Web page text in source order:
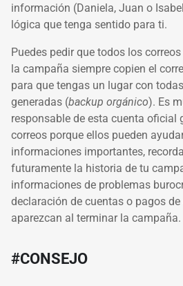
información (Daniela, Juan o
lógica que tenga sentido para ti.
Puedes pedir que todos los
la campaña siempre copien el
para que tengas un lugar con
generadas (backup orgánico). Es
responsable de esta cuenta oficial
correos porque ellos pueden
informaciones importantes,
futuramente la historia de tu
informaciones de problemas
declaración de cuentas o pagos
aparezcan al terminar la campaña.
#CONSEJO